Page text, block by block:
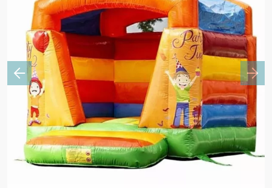
Previous Next